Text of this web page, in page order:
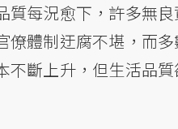
每況愈下，許多無
體制迂腐不堪，而
斷上升，但生活品